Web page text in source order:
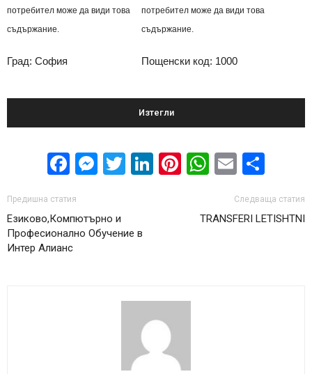
потребител може да види това
съдържание.
потребител може да види това
съдържание.
Град: София Пощенски код: 1000
Изтегли
Facebook
Messenger
Twitter
LinkedIn
Pinterest
WhatsApp
Email
Предишна статия
Езиково,Компютърно и
Професионално Обучение в
Интер Алианс
Следваща статия
TRANSFERI LETISHTNI